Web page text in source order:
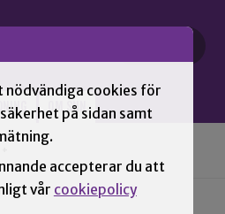
nödvändiga cookies för
på sidan samt
accepterar du att
vår cookiepolicy
OM SNN